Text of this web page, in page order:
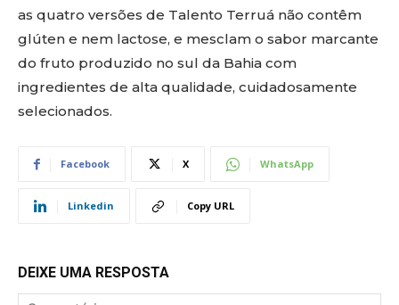
as quatro versões de Talento Terruá não contêm
glúten e nem lactose, e mesclam o sabor marcante
do fruto produzido no sul da Bahia com
ingredientes de alta qualidade, cuidadosamente
selecionados.
Facebook X WhatsApp
Linkedin Copy URL
DEIXE UMA RESPOSTA